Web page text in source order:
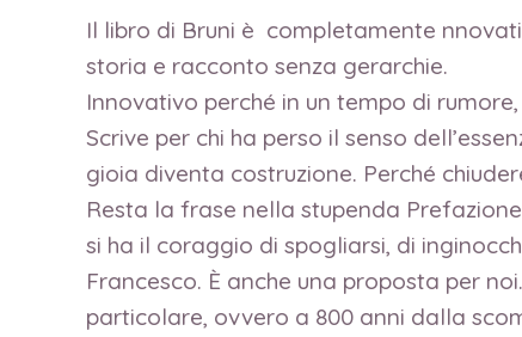
Il libro di Bruni è completamente
storia e racconto senza gerarchie.
Innovativo perché in un tempo di
Scrive per chi ha perso il senso
gioia diventa costruzione. Perché
Resta la frase nella stupenda
si ha il coraggio di spogliarsi, di
Francesco. È anche una proposta per
particolare, ovvero a 800 anni dalla